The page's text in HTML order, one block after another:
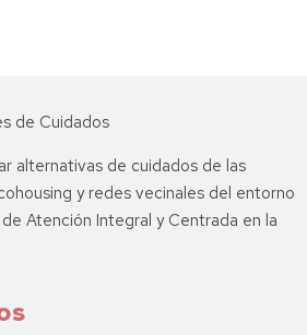
alternativas de cuidados de las
y redes vecinales del entorno
Atención Integral y Centrada en la